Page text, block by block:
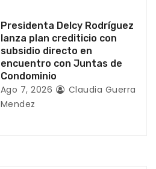
Presidenta Delcy Rodríguez
lanza plan crediticio con
subsidio directo en
encuentro con Juntas de
Condominio
Ago 7, 2026
Claudia Guerra
Mendez